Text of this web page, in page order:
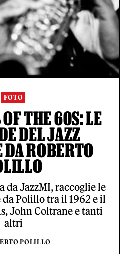
FOTO
THE 60S: LE
DEL JAZZ
ROBERTO
da JazzMI, raccoglie le
Polillo tra il 1962 e il
John Coltrane e tanti
altri
POLILLO